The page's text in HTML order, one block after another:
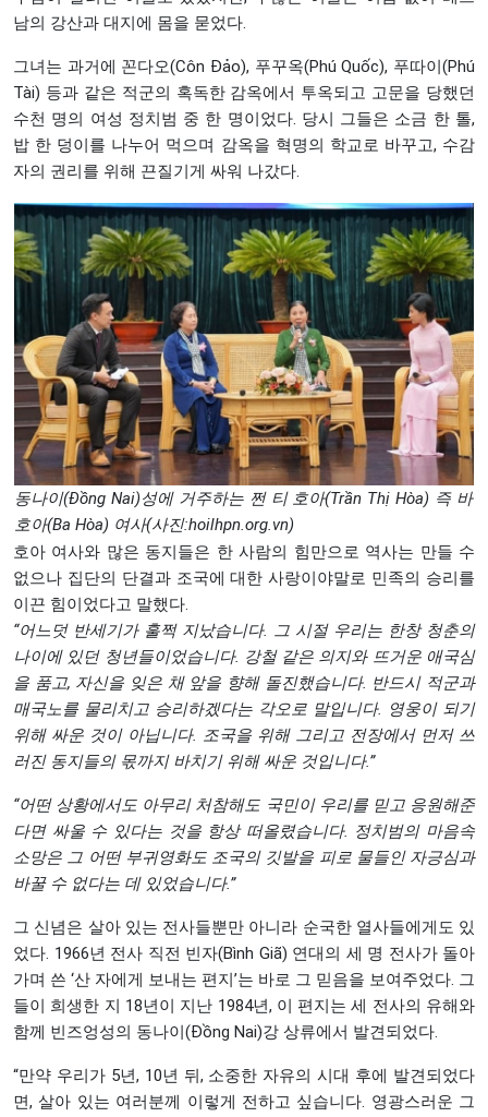
남의 강산과 대지에 몸을 묻었다.
그녀는 과거에 꼰다오(Côn Đảo), 푸꾸옥(Phú Quốc), 푸따이(Phú
Tài) 등과 같은 적군의 혹독한 감옥에서 투옥되고 고문을 당했던
수천 명의 여성 정치범 중 한 명이었다. 당시 그들은 소금 한 톨,
밥 한 덩이를 나누어 먹으며 감옥을 혁명의 학교로 바꾸고, 수감
자의 권리를 위해 끈질기게 싸워 나갔다.
동나이(Đồng Nai)성에 거주하는 쩐 티 호아(Trần Thị Hòa) 즉 바
호아(Ba Hòa) 여사(사진:hoilhpn.org.vn)
호아 여사와 많은 동지들은 한 사람의 힘만으로 역사는 만들 수
없으나 집단의 단결과 조국에 대한 사랑이야말로 민족의 승리를
이끈 힘이었다고 말했다.
“어느덧 반세기가 훌쩍 지났습니다. 그 시절 우리는 한창 청춘의
나이에 있던 청년들이었습니다. 강철 같은 의지와 뜨거운 애국심
을 품고, 자신을 잊은 채 앞을 향해 돌진했습니다. 반드시 적군과
매국노를 물리치고 승리하겠다는 각오로 말입니다. 영웅이 되기
위해 싸운 것이 아닙니다. 조국을 위해 그리고 전장에서 먼저 쓰
러진 동지들의 몫까지 바치기 위해 싸운 것입니다.”
“어떤 상황에서도 아무리 처참해도 국민이 우리를 믿고 응원해준
다면 싸울 수 있다는 것을 항상 떠올렸습니다. 정치범의 마음속
소망은 그 어떤 부귀영화도 조국의 깃발을 피로 물들인 자긍심과
바꿀 수 없다는 데 있었습니다.”
그 신념은 살아 있는 전사들뿐만 아니라 순국한 열사들에게도 있
었다. 1966년 전사 직전 빈자(Bình Giã) 연대의 세 명 전사가 돌아
가며 쓴 ‘산 자에게 보내는 편지’는 바로 그 믿음을 보여주었다. 그
들이 희생한 지 18년이 지난 1984년, 이 편지는 세 전사의 유해와
함께 빈즈엉성의 동나이(Đồng Nai)강 상류에서 발견되었다.
“만약 우리가 5년, 10년 뒤, 소중한 자유의 시대 후에 발견되었다
면, 살아 있는 여러분께 이렇게 전하고 싶습니다. 영광스러운 그